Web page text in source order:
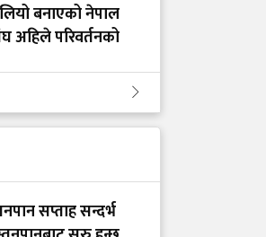
बनाएको नेपाल
अहिले परिवर्तनको
समूह मात्र थिएन,
हो : डा. मंगल रावल
ब्रेन ट्युमर होइन,
हुनसक्छ जोखिम'
सप्ताह सन्दर्भ